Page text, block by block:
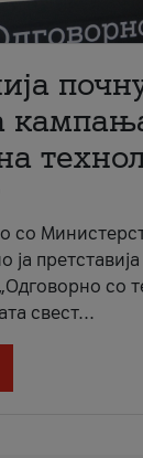
со
ја
со
свест...